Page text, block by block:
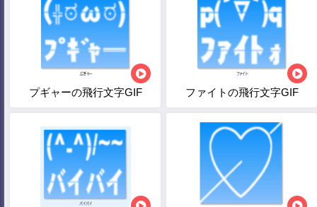
プギャーの飛行文字GIF ファイトの飛行文字GIF